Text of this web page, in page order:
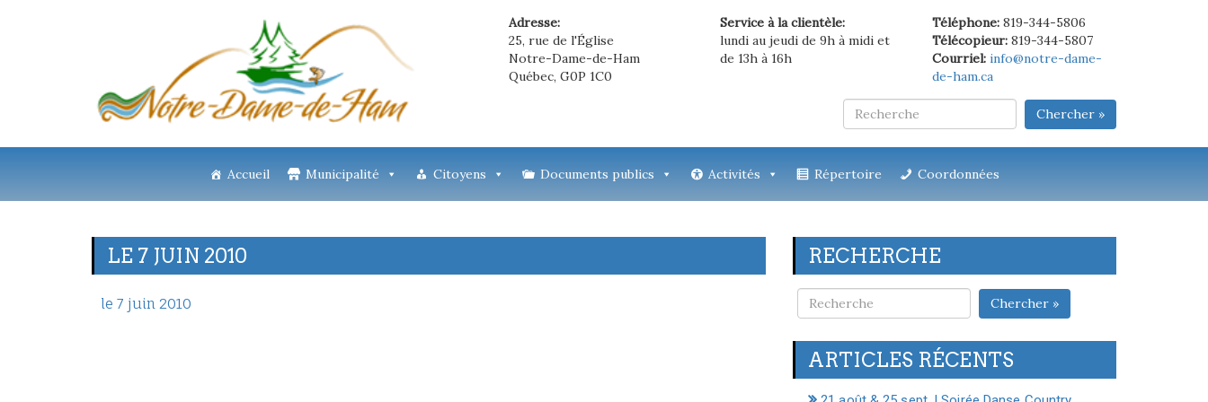
Adresse:
25, rue de l'Église
Notre-Dame-de-Ham
Québec, G0P 1C0
Service à la clientèle:
lundi au jeudi de 9h à midi et
de 13h à 16h
Téléphone:819-344-5806
Télécopieur:819-344-5807
Courriel: info@notre-dame-
de-ham.ca
Chercher »
Accueil Municipalité Citoyens Documents publics Activités Répertoire Coordonnées
LE 7 JUIN 2010
le 7 juin 2010
RECHERCHE
Chercher »
ARTICLES RÉCENTS